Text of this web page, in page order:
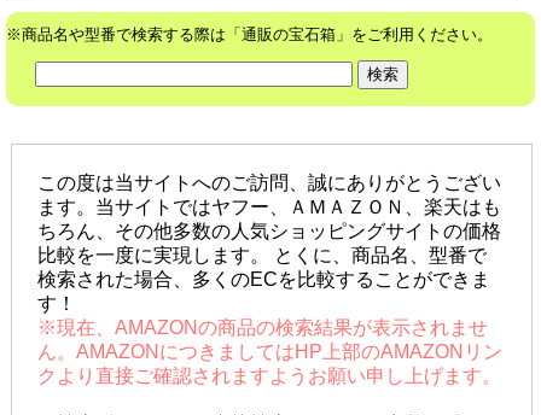
※商品名や型番で検索する際は「通販の宝石箱」をご利用ください。
この度は当サイトへのご訪問、誠にありがとうござい
ます。当サイトではヤフー、ＡＭＡＺＯＮ、楽天はも
ちろん、その他多数の人気ショッピングサイトの価格
比較を一度に実現します。 とくに、商品名、型番で
検索された場合、多くのECを比較することができま
す！
※現在、AMAZONの商品の検索結果が表示されませ
ん。AMAZONにつきましてはHP上部のAMAZONリン
クより直接ご確認されますようお願い申し上げます。